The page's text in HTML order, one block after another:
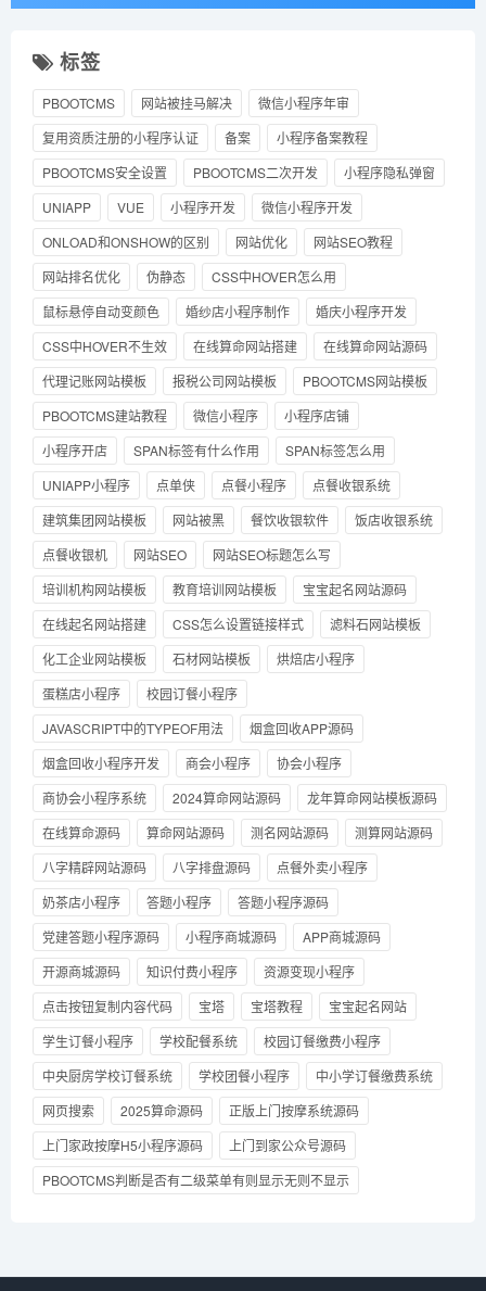
标签
PBOOTCMS 网站被挂马解决
微信小程序年审
复用资质注册的小程序认证
备案
小程序备案教程
PBOOTCMS安全设置
PBOOTCMS二次开发
小程序隐私弹窗
UNIAPP
VUE 小程序开发
微信小程序开发
ONLOAD和ONSHOW的区别
网站优化
网站SEO教程
网站排名优化
伪静态
CSS中HOVER怎么用
鼠标悬停自动变颜色
婚纱店小程序制作
婚庆小程序开发
CSS中HOVER不生效
在线算命网站搭建
在线算命网站源码
代理记账网站模板
报税公司网站模板
PBOOTCMS网站模板
PBOOTCMS建站教程
微信小程序
小程序店铺
小程序开店
SPAN标签有什么作用
SPAN标签怎么用
UNIAPP小程序
点单侠 点餐小程序
点餐收银系统
建筑集团网站模板
网站被黑 餐饮收银软件
饭店收银系统
点餐收银机
网站SEO
网站SEO标题怎么写
培训机构网站模板
教育培训网站模板
宝宝起名网站源码
在线起名网站搭建
CSS怎么设置链接样式
滤料石网站模板
化工企业网站模板
石材网站模板
烘焙店小程序
蛋糕店小程序
校园订餐小程序
JAVASCRIPT中的TYPEOF用法
烟盒回收APP源码
烟盒回收小程序开发
商会小程序
协会小程序
商协会小程序系统
2024算命网站源码
龙年算命网站模板源码
在线算命源码
算命网站源码 测名网站源码
测算网站源码
八字精辟网站源码
八字排盘源码
点餐外卖小程序
奶茶店小程序
答题小程序
答题小程序源码
党建答题小程序源码
小程序商城源码
APP商城源码
开源商城源码
知识付费小程序
资源变现小程序
点击按钮复制内容代码
宝塔 宝塔教程
宝宝起名网站
学生订餐小程序
学校配餐系统
校园订餐缴费小程序
中央厨房学校订餐系统
学校团餐小程序
中小学订餐缴费系统
网页搜索
2025算命源码
正版上门按摩系统源码
上门家政按摩H5小程序源码
上门到家公众号源码
PBOOTCMS判断是否有二级菜单有则显示无则不显示